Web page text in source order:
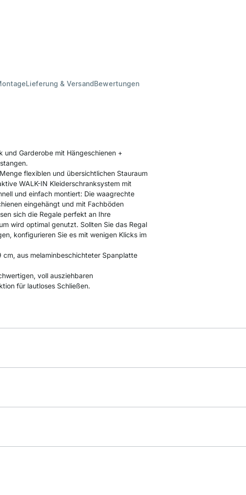
Lieferung & VersandBewertungen
und Garderobe mit Hängeschienen +
flexiblen und übersichtlichen Stauraum
WALK-IN Kleiderschranksystem mit
und einfach montiert: Die waagrechte
eingehängt und mit Fachböden
sich die Regale perfekt an Ihre
wird optimal genutzt. Sollten Sie das Regal
konfigurieren Sie es mit wenigen Klicks im
cm, aus melaminbeschichteter Spanplatte
voll ausziehbaren
für lautloses Schließen.